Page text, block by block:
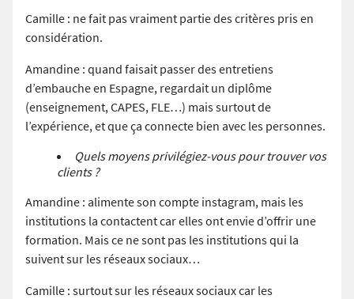
Camille : ne fait pas vraiment partie des critères pris en
considération.
Amandine : quand faisait passer des entretiens
d’embauche en Espagne, regardait un diplôme
(enseignement, CAPES, FLE…) mais surtout de
l’expérience, et que ça connecte bien avec les personnes.
Quels moyens privilégiez-vous pour trouver vos
clients ?
Amandine : alimente son compte instagram, mais les
institutions la contactent car elles ont envie d’offrir une
formation. Mais ce ne sont pas les institutions qui la
suivent sur les réseaux sociaux…
Camille : surtout sur les réseaux sociaux car les